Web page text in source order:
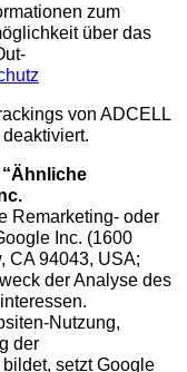
zum
über das
von ADCELL
Remarketing- oder
Inc. (1600
CA 94043, USA;
der Analyse des
Nutzung,
der
setzt Google